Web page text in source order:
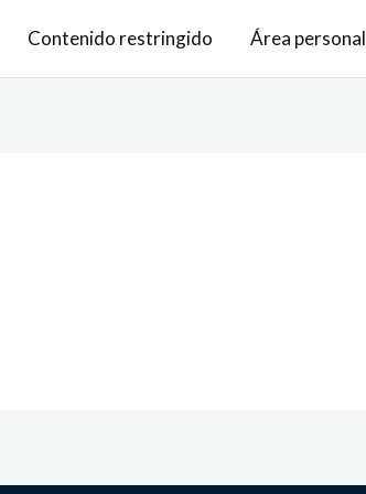
Contenido restringido Área personal